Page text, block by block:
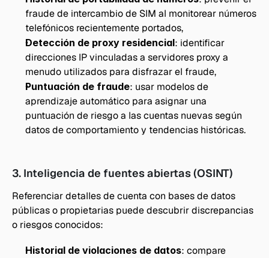
fraude de intercambio de SIM al monitorear números
telefónicos recientemente portados,
Detección de proxy residencial: identificar
direcciones IP vinculadas a servidores proxy a
menudo utilizados para disfrazar el fraude,
Puntuación de fraude: usar modelos de
aprendizaje automático para asignar una
puntuación de riesgo a las cuentas nuevas según
datos de comportamiento y tendencias históricas.
3. Inteligencia de fuentes abiertas (OSINT)
Referenciar detalles de cuenta con bases de datos
públicas o propietarias puede descubrir discrepancias
o riesgos conocidos:
Historial de violaciones de datos: compare